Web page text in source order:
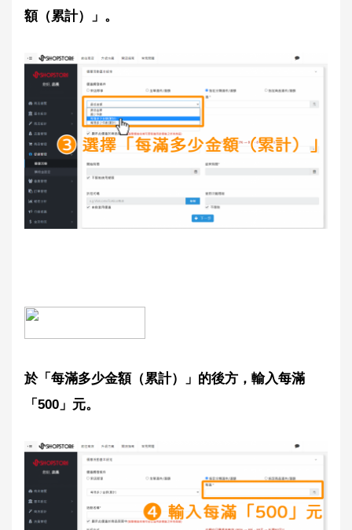
額（累計）」。
於「每滿多少金額（累計）
」的後方，輸入每滿
「500」元。